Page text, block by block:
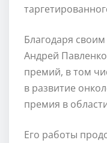
Благодаря
Андрей
премий, в том
в развитие
премия в
Его работы